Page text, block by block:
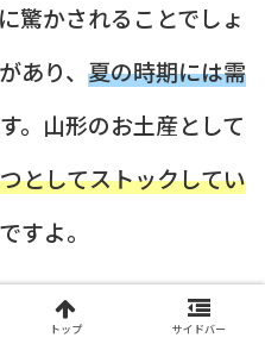
驚かされることでしょ
あり、 夏の時期には需
。山形のお土産として
としてストックしてい
すよ。
トップ サイドバー